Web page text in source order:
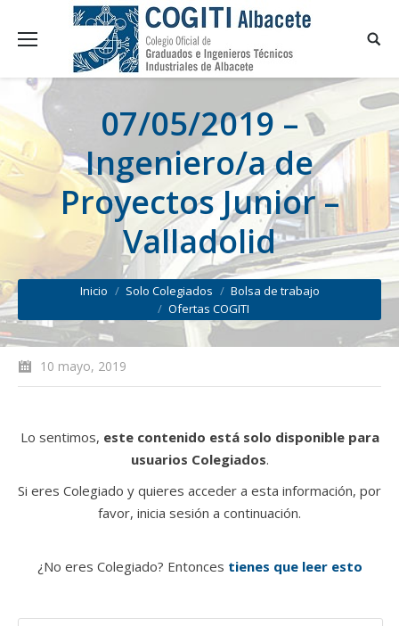
07/05/2019 –
Ingeniero/a de
Proyectos Junior –
Valladolid
You are here:
Inicio Solo Colegiados
Bolsa de trabajo
Ofertas COGITI
10 mayo, 2019
Lo sentimos, este contenido está solo disponible para
usuarios Colegiados.
Si eres Colegiado y quieres acceder a esta información, por
favor, inicia sesión a continuación.
¿No eres Colegiado? Entonces tienes que leer esto